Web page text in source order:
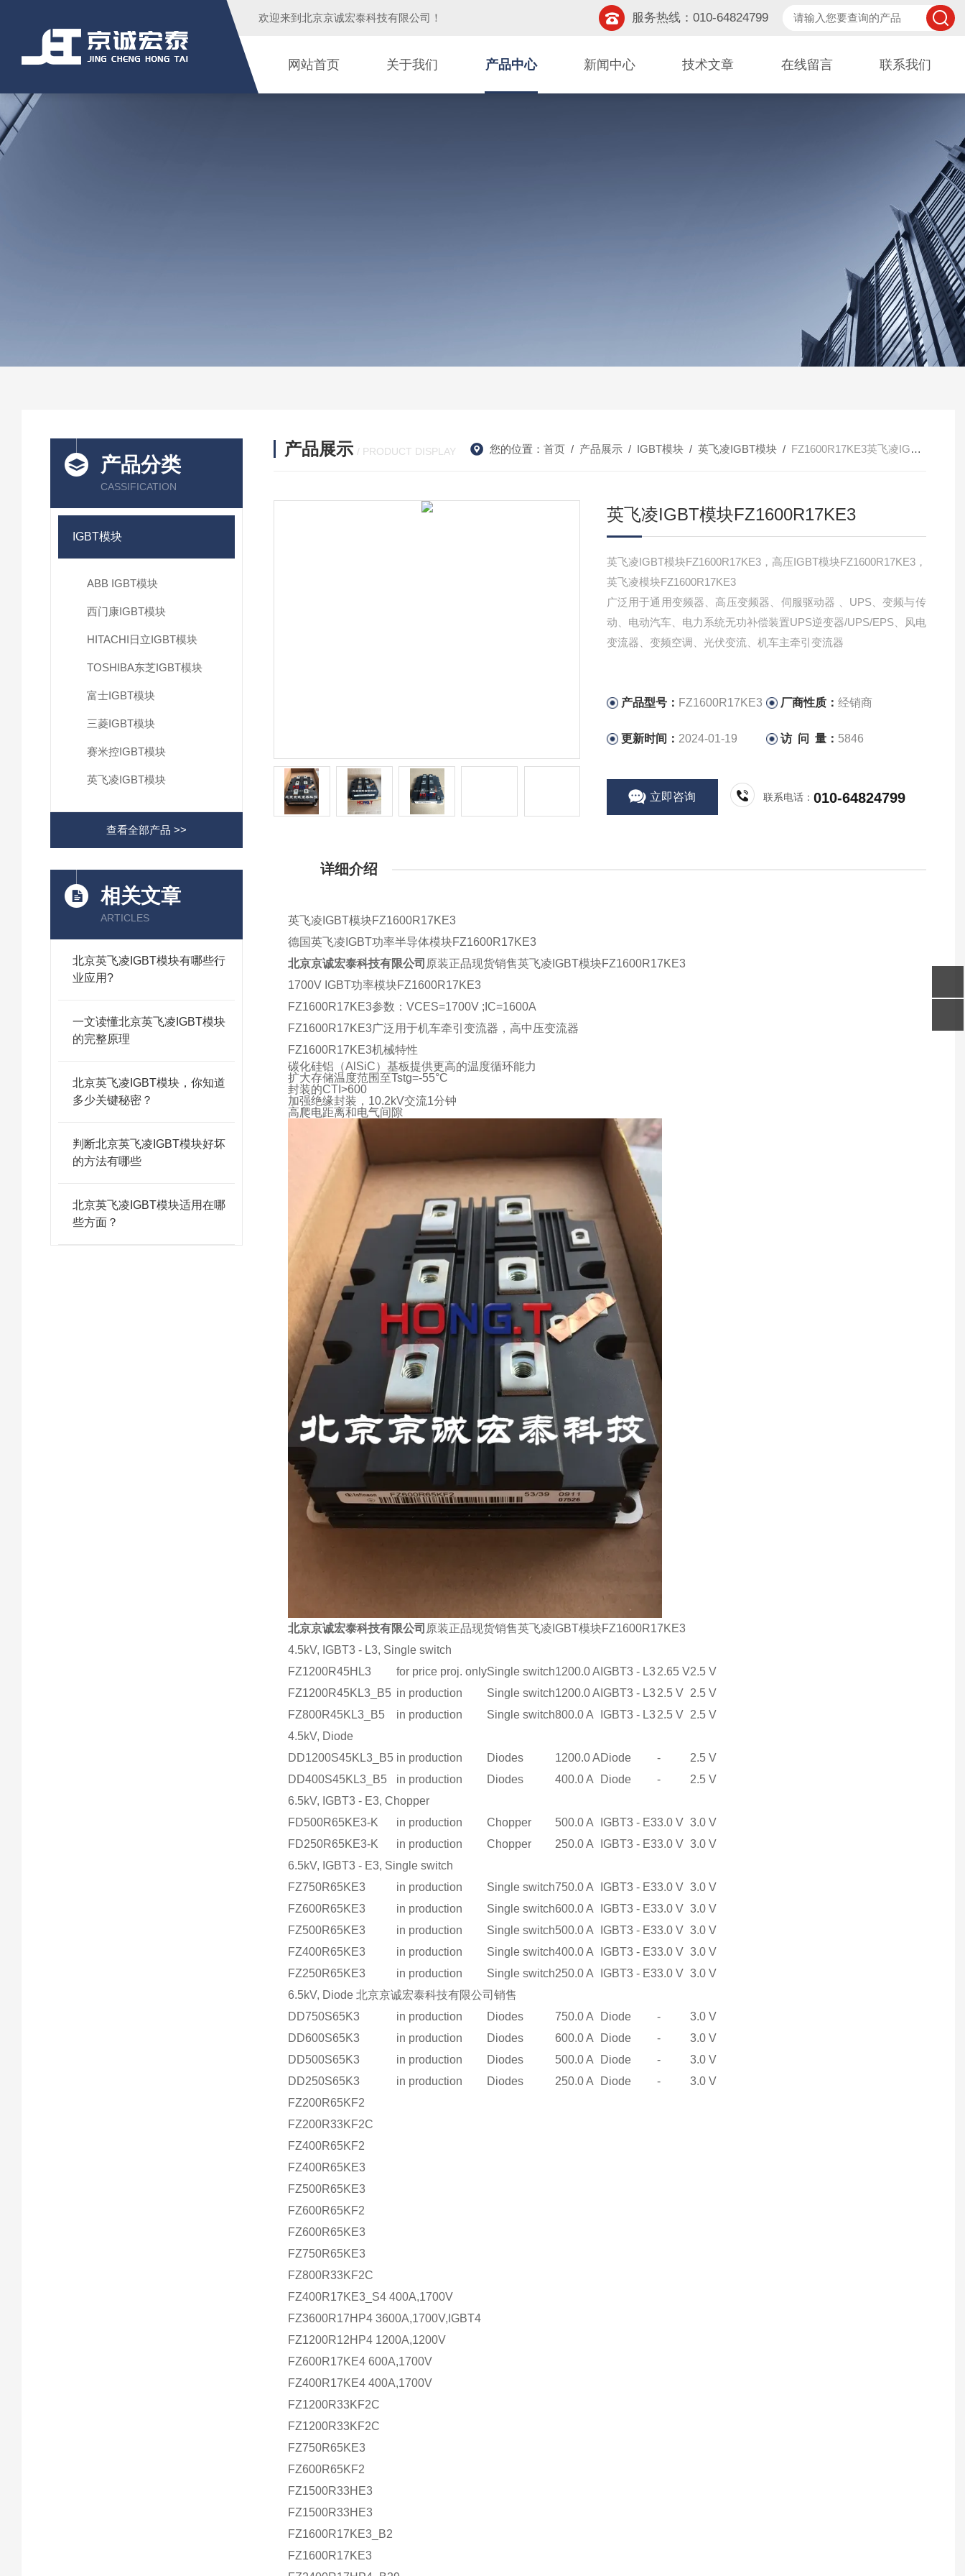
欢迎来到 北京京诚宏泰科技有限公司 ！ 服务热线：010-64824799
网站首页 关于我们 产品中心 新闻中心 技术文章 在线留言 联系我们
产品分类
CASSIFICATION
IGBT模块
ABB IGBT模块
西门康IGBT模块
HITACHI日立IGBT模块
TOSHIBA东芝IGBT模块
富士IGBT模块
三菱IGBT模块
赛米控IGBT模块
英飞凌IGBT模块
查看全部产品 >>
相关文章
ARTICLES
北京英飞凌IGBT模块有哪些行
业应用?
一文读懂北京英飞凌IGBT模块
的完整原理
北京英飞凌IGBT模块，你知道
多少关键秘密？
判断北京英飞凌IGBT模块好坏
的方法有哪些
北京英飞凌IGBT模块适用在哪
些方面？
产品展示 / PRODUCT DISPLAY 您的位置： 首页/ 产品展示/ IGBT模块/ 英飞凌IGBT模块/ FZ1600R17KE3英飞凌IGBT模块FZ1600R17KE3
英飞凌IGBT模块FZ1600R17KE3
英飞凌IGBT模块FZ1600R17KE3，高压IGBT模块FZ1600R17KE3，
英飞凌模块FZ1600R17KE3
广泛用于通用变频器、高压变频器、伺服驱动器 、UPS、变频与传
动、电动汽车、电力系统无功补偿装置UPS逆变器/UPS/EPS、风电
变流器、变频空调、光伏变流、机车主牵引变流器
产品型号： FZ1600R17KE3 厂商性质：经销商
更新时间： 2024-01-19 访 问 量： 5846
立即咨询 联系电话：010-64824799
详细介绍
英飞凌IGBT模块FZ1600R17KE3
德国英飞凌IGBT功率半导体模块FZ1600R17KE3
北京京诚宏泰科技有限公司 原装正品现货销售英飞凌IGBT模块FZ1600R17KE3
1700V IGBT功率模块FZ1600R17KE3
FZ1600R17KE3参数：VCES=1700V ;IC=1600A
FZ1600R17KE3广泛用于机车牵引变流器，高中压变流器
FZ1600R17KE3机械特性
碳化硅铝（AlSiC）基板提供更高的温度循环能力
扩大存储温度范围至Tstg=-55°C
封装的CTI>600
加强绝缘封装，10.2kV交流1分钟
高爬电距离和电气间隙
北京京诚宏泰科技有限公司 原装正品现货销售英飞凌IGBT模块FZ1600R17KE3
4.5kV, IGBT3 - L3, Single switch
FZ1200R45HL3
for price proj. onlySingle switch1200.0 A IGBT3 - L32.65 V2.5 V
FZ1200R45KL3_B5 in production Single switch1200.0 A IGBT3 - L32.5 V 2.5 V
FZ800R45KL3_B5
in production Single switch800.0 A IGBT3 - L32.5 V 2.5 V
4.5kV, Diode
DD1200S45KL3_B5 in production Diodes 1200.0 ADiode -
2.5 V
DD400S45KL3_B5
in production Diodes 400.0 A Diode -
2.5 V
6.5kV, IGBT3 - E3, Chopper
FD500R65KE3-K
in production Chopper 500.0 A IGBT3 - E33.0 V 3.0 V
FD250R65KE3-K
in production Chopper 250.0 A IGBT3 - E33.0 V 3.0 V
6.5kV, IGBT3 - E3, Single switch
FZ750R65KE3
in production Single switch750.0 A IGBT3 - E33.0 V 3.0 V
FZ600R65KE3
in production Single switch600.0 A IGBT3 - E33.0 V 3.0 V
FZ500R65KE3
in production Single switch500.0 A IGBT3 - E33.0 V 3.0 V
FZ400R65KE3
in production Single switch400.0 A IGBT3 - E33.0 V 3.0 V
FZ250R65KE3
in production Single switch250.0 A IGBT3 - E33.0 V 3.0 V
6.5kV, Diode北京京诚宏泰科技有限公司销售
DD750S65K3
in production Diodes 750.0 A Diode -
3.0 V
DD600S65K3
in production Diodes 600.0 A Diode -
3.0 V
DD500S65K3
in production Diodes 500.0 A Diode -
3.0 V
DD250S65K3
in production Diodes 250.0 A Diode -
3.0 V
FZ200R65KF2
FZ200R33KF2C
FZ400R65KF2
FZ400R65KE3
FZ500R65KE3
FZ600R65KF2
FZ600R65KE3
FZ750R65KE3
FZ800R33KF2C
FZ400R17KE3_S4 400A,1700V
FZ3600R17HP4 3600A,1700V,IGBT4
FZ1200R12HP4 1200A,1200V
FZ600R17KE4 600A,1700V
FZ400R17KE4 400A,1700V
FZ1200R33KF2C
FZ1200R33KF2C
FZ750R65KE3
FZ600R65KF2
FZ1500R33HE3
FZ1500R33HE3
FZ1600R17KE3_B2
FZ1600R17KE3